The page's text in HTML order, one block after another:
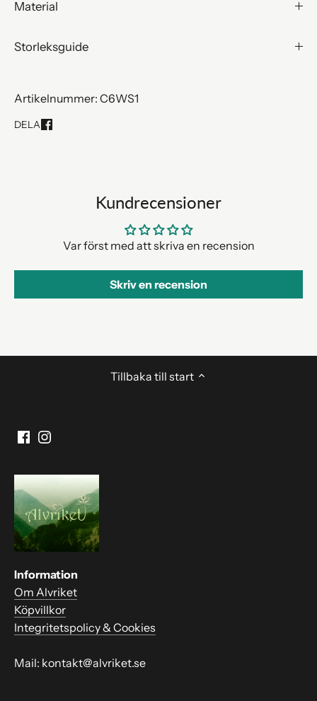
Material
Storleksguide
Artikelnummer: C6WS1
DELA
Kundrecensioner
Var först med att skriva en recension
Skriv en recension
Tillbaka till start
Information
Om Alvriket
Köpvillkor
Integritetspolicy & Cookies
Mail: kontakt@alvriket.se